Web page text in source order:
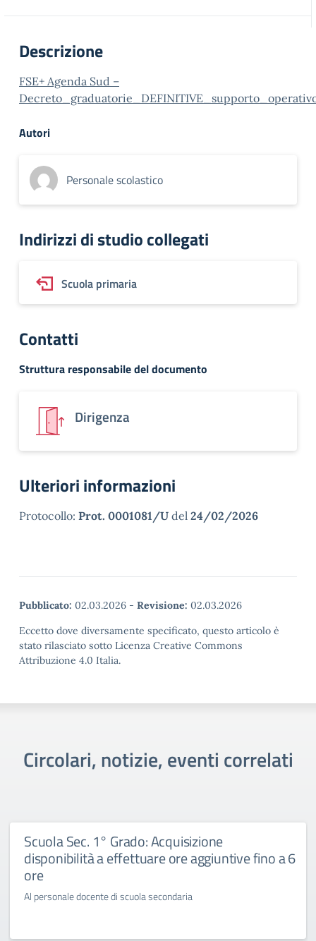
Descrizione
FSE+ Agenda Sud –
Autori
Personale scolastico
Indirizzi di studio collegati
Scuola primaria
Contatti
Struttura responsabile del documento
Dirigenza
Ulteriori informazioni
Protocollo: Prot. 0001081/U del 24/02/2026
Pubblicato: 02.03.2026 - Revisione: 02.03.2026
Eccetto dove diversamente specificato, questo articolo è
stato rilasciato sotto Licenza Creative Commons
Attribuzione 4.0 Italia.
Circolari, notizie, eventi correlati
Scuola Sec. 1° Grado: Acquisizione
disponibilità a effettuare ore aggiuntive fino a 6
ore
Al personale docente di scuola secondaria